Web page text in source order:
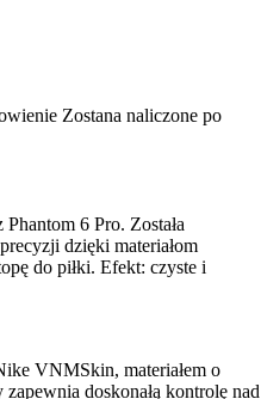
Zostana naliczone po
6 Pro. Została
dzięki materiałom
do piłki. Efekt: czyste i
VNMSkin, materiałem o
doskonałą kontrolę nad